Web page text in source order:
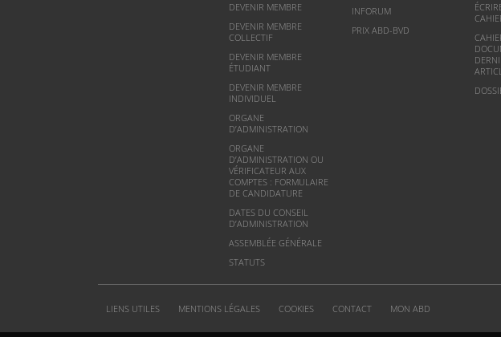
DEVENIR MEMBRE
DEVENIR MEMBRE
COLLECTIF
DEVENIR MEMBRE
ÉTUDIANT
DEVENIR MEMBRE
INDIVIDUEL
ORGANE
D’ADMINISTRATION
ORGANE
D’ADMINISTRATION OU
VÉRIFICATEUR AUX
COMPTES : FORMULAIRE
DE CANDIDATURE
DATES DU CONSEIL
D’ADMINISTRATION
ASSEMBLÉE GÉNÉRALE
STATUTS
INFORUM
PRIX ABD-BVD
LIENS UTILES MENTIONS LÉGALES COOKIES CONTACT MON ABD